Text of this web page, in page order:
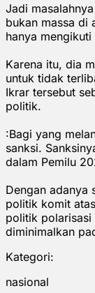
Jadi
bukan massa di
hanya
Karena itu, dia
untuk tidak
Ikrar tersebut
politik.
:Bagi yang
sanksi.
dalam Pemilu
Dengan adanya
politik komit
politik polarisasi
diminimalkan
Kategori:
nasional